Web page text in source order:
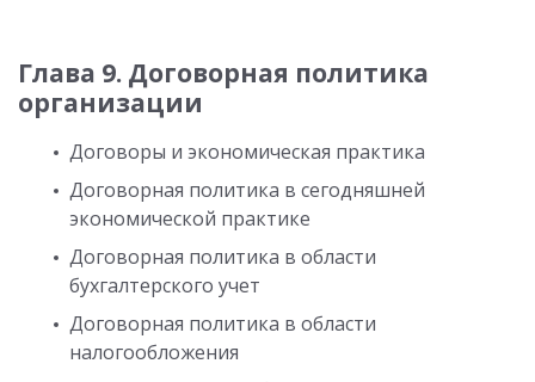
Глава 9. Договорная политика
организации
Договоры и экономическая практика
Договорная политика в сегодняшней
экономической практике
Договорная политика в области
бухгалтерского учет
Договорная политика в области
налогообложения